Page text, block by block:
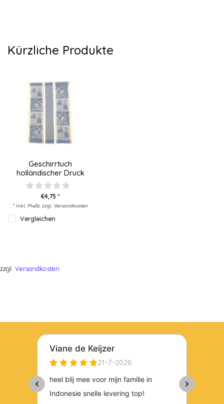
Kürzliche Produkte
Geschirrtuch
holländischer Druck
€4,75 *
* Inkl. MwSt. zzgl. Versandkosten
Vergleichen
zzgl. Versandkosten